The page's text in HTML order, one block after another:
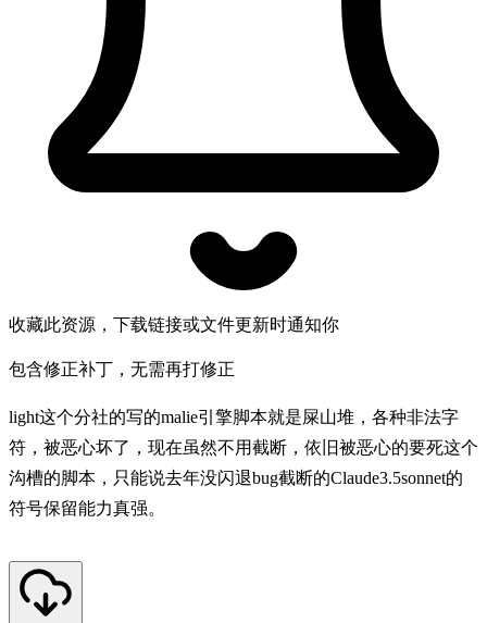
收藏此资源，下载链接或文件更新时通知你
包含修正补丁，无需再打修正
light这个分社的写的malie引擎脚本就是屎山堆，各种非法字
符，被恶心坏了，现在虽然不用截断，依旧被恶心的要死这个
沟槽的脚本，只能说去年没闪退bug截断的Claude3.5sonnet的
符号保留能力真强。